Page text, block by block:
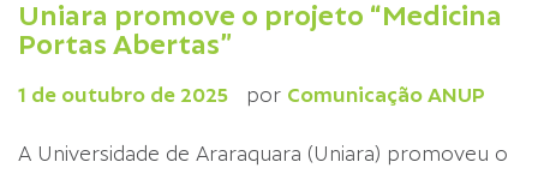
Uniara promove o projeto “Medicina
Portas Abertas”
1 de outubro de 2025 por Comunicação ANUP
A Universidade de Araraquara (Uniara) promoveu o